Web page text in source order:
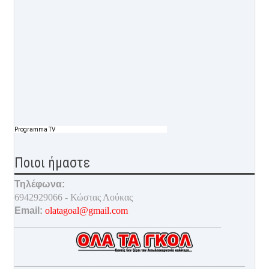
Programma TV
Ποιοι ήμαστε
Τηλέφωνα:
6942929066 - Κώστας Λούκας
Email: olatagoal@gmail.com